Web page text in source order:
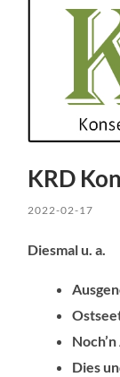
KRD
2022-02-17
Diesmal u. a.
Dies